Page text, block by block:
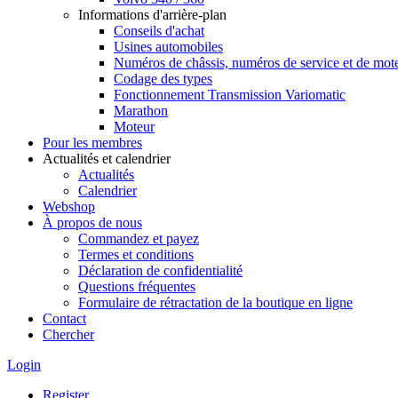
Informations d'arrière-plan
Conseils d'achat
Usines automobiles
Numéros de châssis, numéros de service et de
Codage des types
Fonctionnement Transmission Variomatic
Marathon
Moteur
Pour les membres
Actualités et calendrier
Actualités
Calendrier
Webshop
À propos de nous
Commandez et payez
Termes et conditions
Déclaration de confidentialité
Questions fréquentes
Formulaire de rétractation de la boutique en ligne
Contact
Chercher
Login
Register